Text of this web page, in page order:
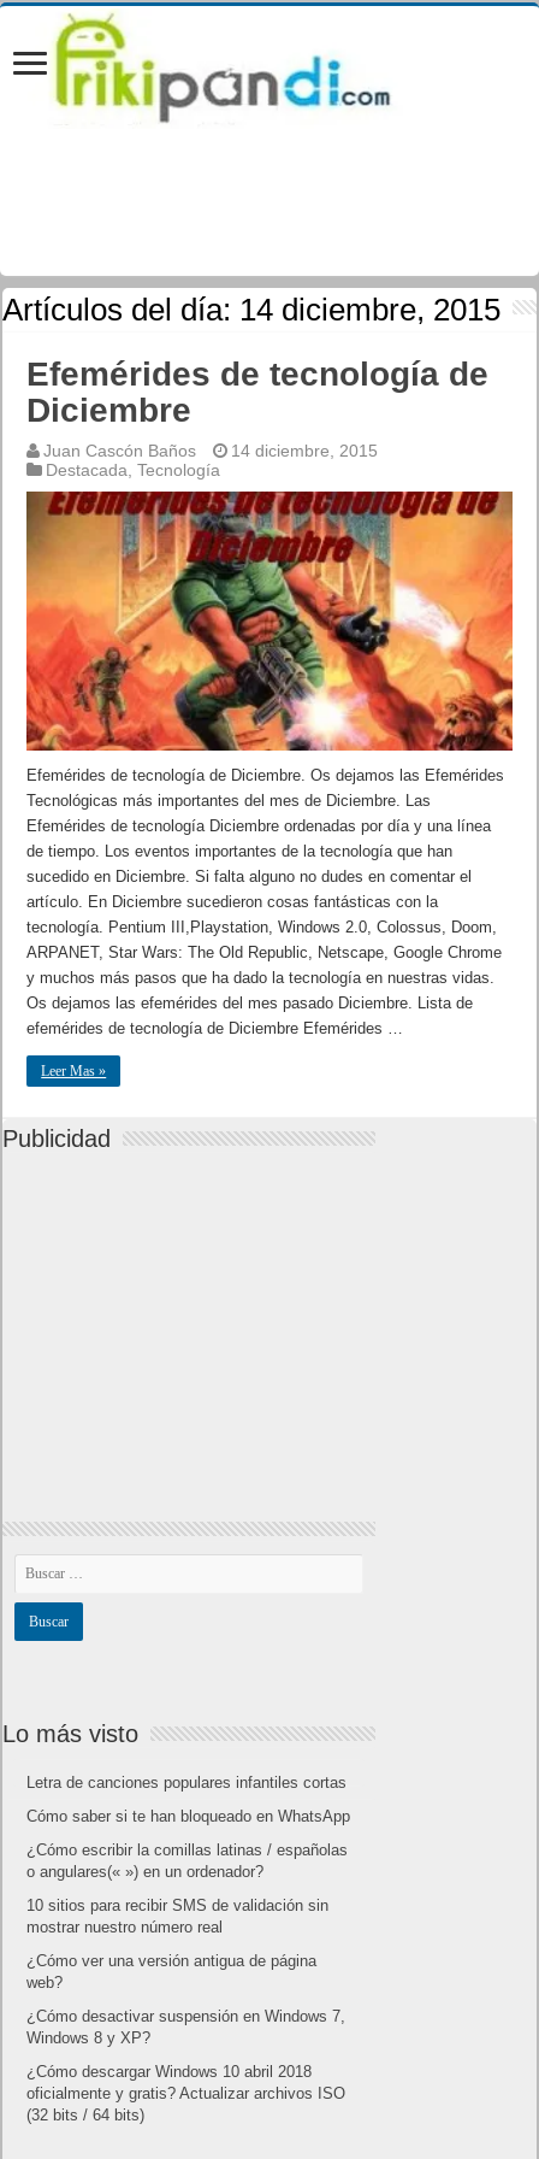
Artículos del día: 14 diciembre, 2015
Efemérides de tecnología de
Diciembre
Juan Cascón Baños
14 diciembre, 2015
Destacada ,Tecnología
Efemérides de tecnología de Diciembre. Os dejamos las Efemérides
Tecnológicas más importantes del mes de Diciembre. Las
Efemérides de tecnología Diciembre ordenadas por día y una línea
de tiempo. Los eventos importantes de la tecnología que han
sucedido en Diciembre. Si falta alguno no dudes en comentar el
artículo. En Diciembre sucedieron cosas fantásticas con la
tecnología. Pentium III,Playstation, Windows 2.0, Colossus, Doom,
ARPANET, Star Wars: The Old Republic, Netscape, Google Chrome
y muchos más pasos que ha dado la tecnología en nuestras vidas.
Os dejamos las efemérides del mes pasado Diciembre. Lista de
efemérides de tecnología de Diciembre Efemérides …
Leer Mas »
Publicidad
Lo más visto
Letra de canciones populares infantiles cortas
Cómo saber si te han bloqueado en WhatsApp
¿Cómo escribir la comillas latinas / españolas
o angulares(« ») en un ordenador?
10 sitios para recibir SMS de validación sin
mostrar nuestro número real
¿Cómo ver una versión antigua de página
web?
¿Cómo desactivar suspensión en Windows 7,
Windows 8 y XP?
¿Cómo descargar Windows 10 abril 2018
oficialmente y gratis? Actualizar archivos ISO
(32 bits / 64 bits)